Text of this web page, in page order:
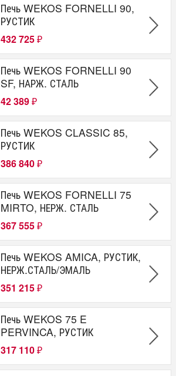
Печь WEKOS FORNELLI 90,
РУСТИК
432 725 ₽
Печь WEKOS FORNELLI 90
SF, НАРЖ. СТАЛЬ
42 389 ₽
Печь WEKOS CLASSIC 85,
РУСТИК
386 840 ₽
Печь WEKOS FORNELLI 75
MIRTO, НЕРЖ. СТАЛЬ
367 555 ₽
Печь WEKOS AMICA, РУСТИК,
НЕРЖ.СТАЛЬ/ЭМАЛЬ
351 215 ₽
Печь WEKOS 75 E
PERVINCA, РУСТИК
317 110 ₽